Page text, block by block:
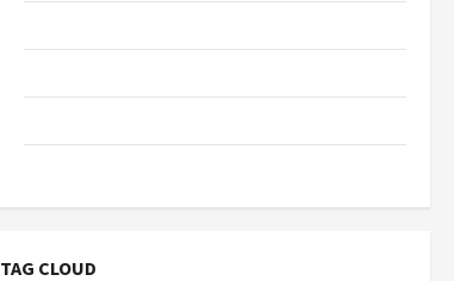
TAG CLOUD